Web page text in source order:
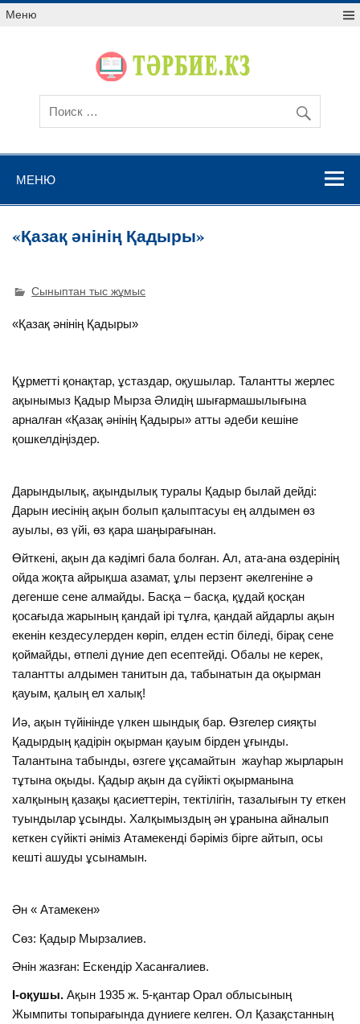
Меню
МЕНЮ
«Қазақ әнінің Қадыры»
Сыныптан тыс жұмыс
«Қазақ әнінің Қадыры»
Құрметті қонақтар, ұстаздар, оқушылар. Талантты жерлес
ақынымыз Қадыр Мырза Әлидің шығармашылығына
арналған «Қазақ әнінің Қадыры» атты әдеби кешіне
қошкелдіңіздер.
Дарындылық, ақындылық туралы Қадыр былай дейді:
Дарын иесінің ақын болып қалыптасуы ең алдымен өз
ауылы, өз үйі, өз қара шаңырағынан.
Өйткені, ақын да кәдімгі бала болған. Ал, ата-ана өздерінің
ойда жоқта айрықша азамат, ұлы перзент әкелгеніне ә
дегенше сене алмайды. Басқа – басқа, құдай қосқан
қосағыда жарының қандай ірі тұлға, қандай айдарлы ақын
екенін кездесулерден көріп, елден естіп біледі, бірақ сене
қоймайды, өтпелі дүние деп есептейді. Обалы не керек,
талантты алдымен танитын да, табынатын да оқырман
қауым, қалың ел халық!
Иә, ақын түйінінде үлкен шындық бар. Өзгелер сияқты
Қадырдың қадірін оқырман қауым бірден ұғынды.
Талантына табынды, өзгеге ұқсамайтын жауһар жырларын
тұтына оқыды. Қадыр ақын да сүйікті оқырманына
халқының қазақы қасиеттерін, тектілігін, тазалығын ту еткен
туындылар ұсынды. Халқымыздың ән ұранына айналып
кеткен сүйікті әніміз Атамекенді бәріміз бірге айтып, осы
кешті ашуды ұсынамын.
Ән « Атамекен»
Сөз: Қадыр Мырзалиев.
Әнін жазған: Ескендір Хасанғалиев.
І-оқушы. Ақын 1935 ж. 5-қантар Орал облысының
Жымпиты топырағында дүниеге келген. Ол Қазақстанның